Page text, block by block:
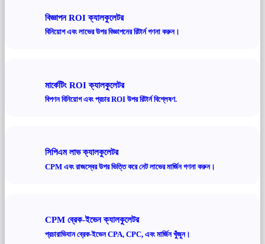
বিজ্ঞাপন ROI ক্যালকুলেটর
বিনিয়োগ এবং লাভের উপর বিজ্ঞাপনের রিটার্ন গণনা করুন।
মার্কেটিং ROI ক্যালকুলেটর
বিপণন বিনিয়োগ এবং প্রচার ROI উপর রিটার্ন বিশ্লেষণ.
সিপিএম লাভ ক্যালকুলেটর
CPM এবং রাজস্বের উপর ভিত্তি করে নেট লাভের মার্জিন গণনা করুন।
CPM ব্রেক-ইভেন ক্যালকুলেটর
প্রচারাভিযান ব্রেক-ইভেন CPA, CPC, এবং মার্জিন খুঁজুন।